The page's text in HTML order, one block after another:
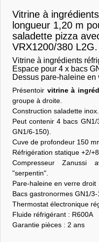
Vitrine à
longueur 1,20 m
saladette pizza
VRX1200/380 L2G.
Vitrine à ingrédients
Espace pour 4 x bacs
Dessus pare-haleine en
Présentoir vitrine à
groupe à droite.
Construction saladette
Peut contenir 4 bacs
GN1/6-150).
Cuve de profondeur 150
Réfrigération statique +2/
Compresseur Zanussi
"serpentin".
Pare-haleine en verre droit
Bacs gastronormes GN1/3-
Thermostat électronique
Fluide réfrigérant : R600A
Garantie pièces : 2 ans